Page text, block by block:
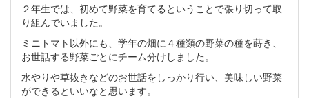
２年生では、初めて野菜を育てるということで張り切って取
り組んでいました。
ミニトマト以外にも、学年の畑に４種類の野菜の種を蒔き、
お世話する野菜ごとにチーム分けしました。
水やりや草抜きなどのお世話をしっかり行い、美味しい野菜
ができるといいなと思います。